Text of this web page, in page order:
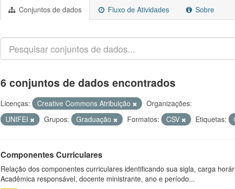
Conjuntos de dados Fluxo de Atividades Sobre
6 conjuntos de dados encontrados
Licenças: Creative Commons Atribuição
Organizações:
UNIFEI
Grupos: Graduação Formatos: CSV Etiquetas:
Componentes Curriculares
Relação dos componentes curriculares identificando sua sigla, carga
Acadêmica responsável, docente ministrante, ano e período...